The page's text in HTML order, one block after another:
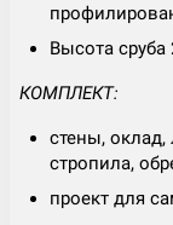
Высота сруба
КОМПЛЕКТ:
стены, оклад,
стропила,
проект для